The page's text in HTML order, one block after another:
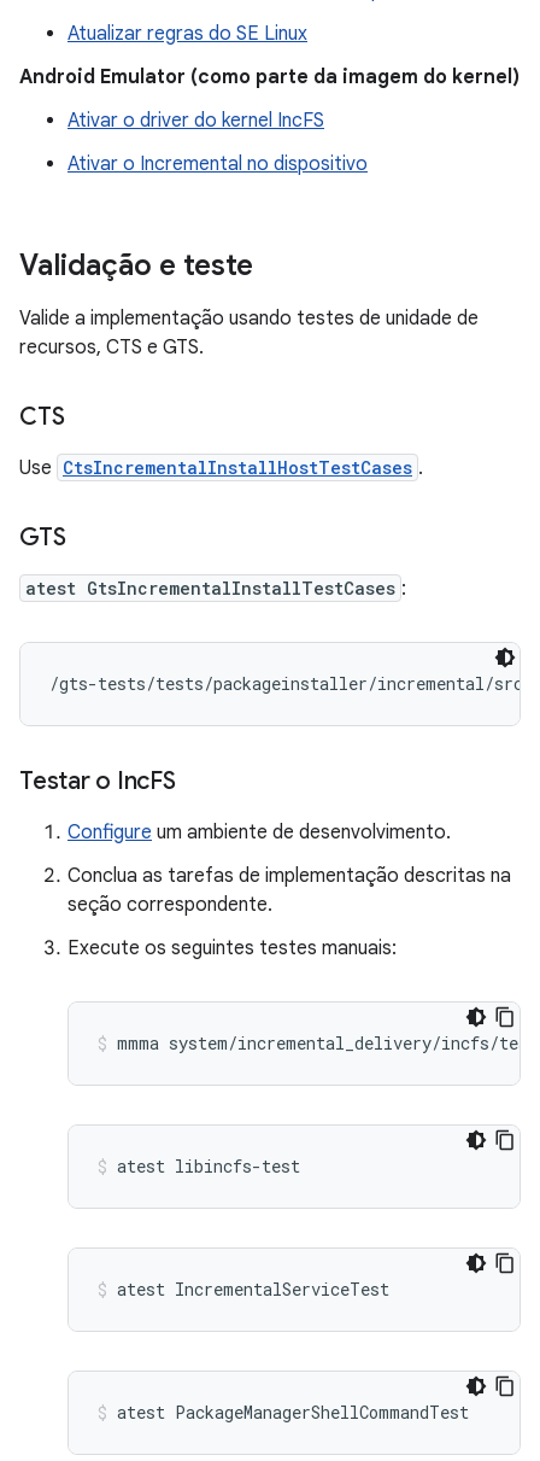
Atualizar regras do SE Linux
Android Emulator (como parte da imagem do kernel)
Ativar o driver do kernel IncFS
Ativar o Incremental no dispositivo
Validação e teste
Valide a implementação usando testes de unidade de
recursos, CTS e GTS.
CTS
Use CtsIncrementalInstallHostTestCases .
GTS
atest GtsIncrementalInstallTestCases :
/gts-tests/tests/packageinstaller/incremental/src/
Testar o IncFS
Configure um ambiente de desenvolvimento.
Conclua as tarefas de implementação descritas na
seção correspondente.
Execute os seguintes testes manuais:
mmma system/incremental_delivery/incfs/
atest libincfs-test
atest IncrementalServiceTest
atest PackageManagerShellCommandTest